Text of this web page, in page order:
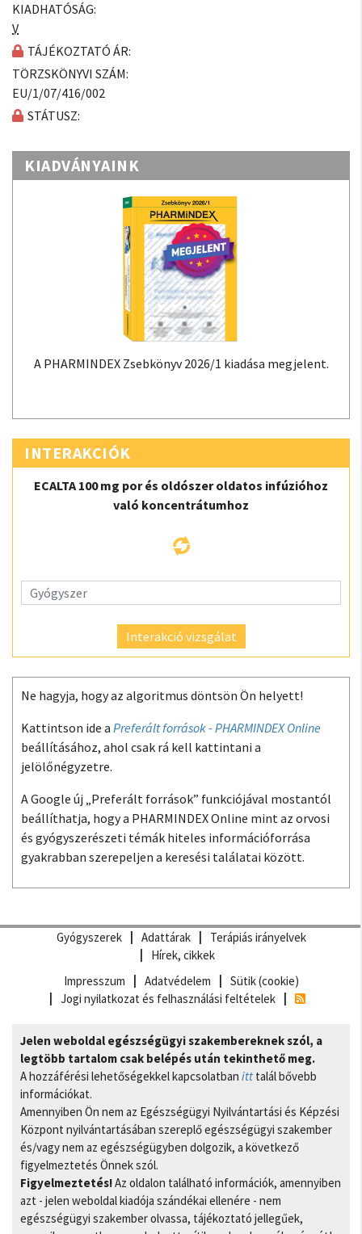
KIADHATÓSÁG:
V
TÁJÉKOZTATÓ ÁR:
TÖRZSKÖNYVI SZÁM:
EU/1/07/416/002
STÁTUSZ:
KIADVÁNYAINK
A PHARMINDEX Zsebkönyv 2026/1 kiadása megjelent.
INTERAKCIÓK
ECALTA 100 mg por és oldószer oldatos infúzióhoz
való koncentrátumhoz
Interakció vizsgálat
Ne hagyja, hogy az algoritmus döntsön Ön helyett!
Kattintson ide a Preferált források - PHARMINDEX Online
beállításához, ahol csak rá kell kattintani a
jelölőnégyzetre.
A Google új „Preferált források” funkciójával mostantól
beállíthatja, hogy a PHARMINDEX Online mint az orvosi
és gyógyszerészeti témák hiteles információforrása
gyakrabban szerepeljen a keresési találatai között.
Gyógyszerek Adattárak
Terápiás irányelvek
Hírek, cikkek
Impresszum
Adatvédelem
Sütik (cookie)
Jogi nyilatkozat és felhasználási feltételek
Jelen weboldal egészségügyi szakembereknek szól, a
legtöbb tartalom csak belépés után tekinthető meg.
A hozzáférési lehetőségekkel kapcsolatban itt talál bővebb
információkat.
Amennyiben Ön nem az Egészségügyi Nyilvántartási és Képzési
Központ nyilvántartásában szereplő egészségügyi szakember
és/vagy nem az egészségügyben dolgozik, a következő
figyelmeztetés Önnek szól.
Figyelmeztetés!Az oldalon található információk, amennyiben
azt - jelen weboldal kiadója szándékai ellenére - nem
egészségügyi szakember olvassa, tájékoztató jellegűek,